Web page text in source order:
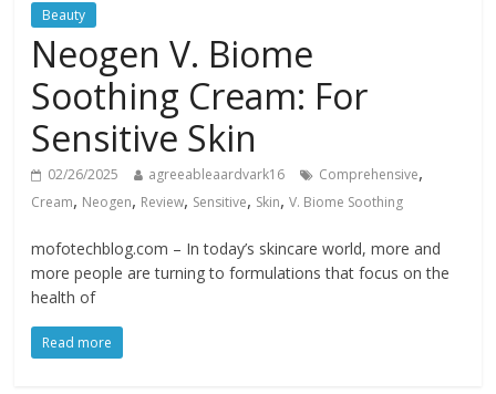
Beauty
Neogen V. Biome
Soothing Cream: For
Sensitive Skin
02/26/2025 agreeableaardvark16 Comprehensive,
Cream, Neogen, Review, Sensitive, Skin,V. Biome Soothing
mofotechblog.com – In today’s skincare world, more and
more people are turning to formulations that focus on the
health of
Read more